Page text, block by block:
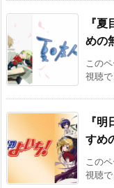
『
めの
この
視聴
『
すめ
この
視聴